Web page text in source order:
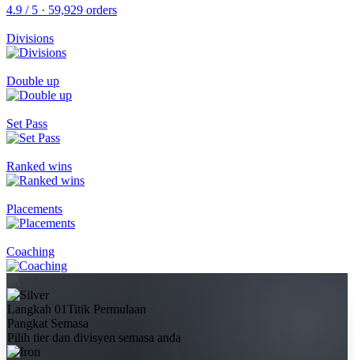
4.9 / 5 · 59,929 orders
Divisions
Double up
Set Pass
Ranked wins
Placements
Coaching
Langkah 01Titik Permulaan
Pangkat Semasa
Pilih tier dan divisyen semasa anda